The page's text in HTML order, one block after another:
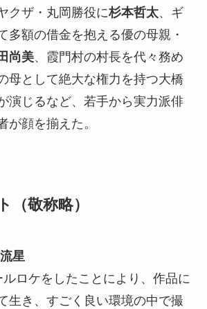
クザ・丸岡勝役に杉本哲太、ギ
多額の借金を抱える優の母親・
尚美、霞門村の村長を代々務め
母として絶大な権力を持つ大橋
演じるなど、若手から実力派俳
が顔を揃えた。
（敬称略）
星
ロケをしたことにより、作品に
生き、すごく良い環境の中で撮